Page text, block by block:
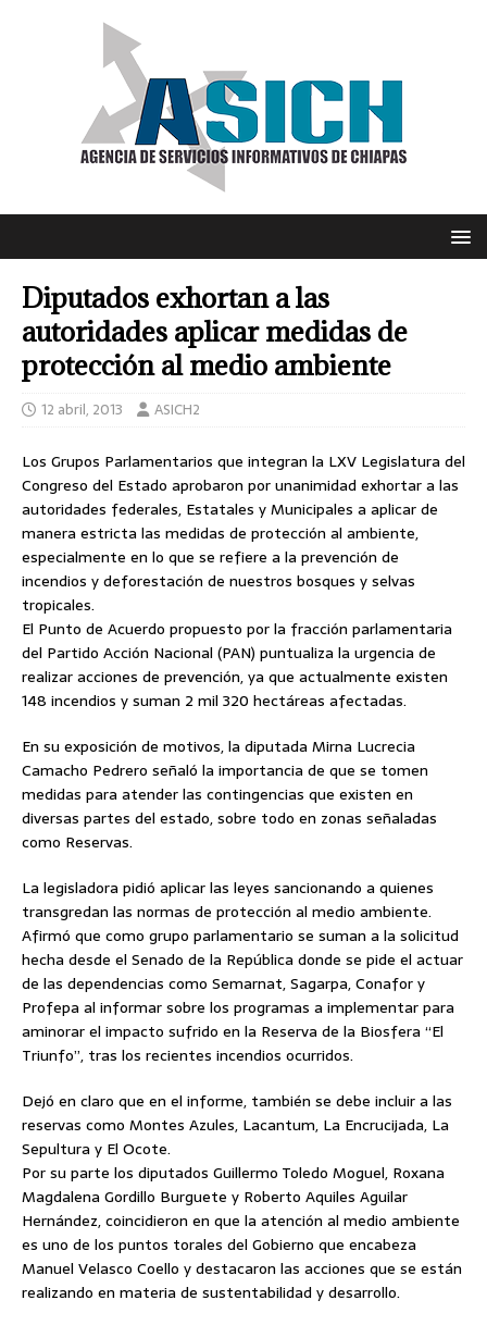
Diputados exhortan a las
autoridades aplicar medidas de
protección al medio ambiente
12 abril, 2013 ASICH2
Los Grupos Parlamentarios que integran la LXV Legislatura del
Congreso del Estado aprobaron por unanimidad exhortar a las
autoridades federales, Estatales y Municipales a aplicar de
manera estricta las medidas de protección al ambiente,
especialmente en lo que se refiere a la prevención de
incendios y deforestación de nuestros bosques y selvas
tropicales.
El Punto de Acuerdo propuesto por la fracción parlamentaria
del Partido Acción Nacional (PAN) puntualiza la urgencia de
realizar acciones de prevención, ya que actualmente existen
148 incendios y suman 2 mil 320 hectáreas afectadas.
En su exposición de motivos, la diputada Mirna Lucrecia
Camacho Pedrero señaló la importancia de que se tomen
medidas para atender las contingencias que existen en
diversas partes del estado, sobre todo en zonas señaladas
como Reservas.
La legisladora pidió aplicar las leyes sancionando a quienes
transgredan las normas de protección al medio ambiente.
Afirmó que como grupo parlamentario se suman a la solicitud
hecha desde el Senado de la República donde se pide el actuar
de las dependencias como Semarnat, Sagarpa, Conafor y
Profepa al informar sobre los programas a implementar para
aminorar el impacto sufrido en la Reserva de la Biosfera “El
Triunfo”, tras los recientes incendios ocurridos.
Dejó en claro que en el informe, también se debe incluir a las
reservas como Montes Azules, Lacantum, La Encrucijada, La
Sepultura y El Ocote.
Por su parte los diputados Guillermo Toledo Moguel, Roxana
Magdalena Gordillo Burguete y Roberto Aquiles Aguilar
Hernández, coincidieron en que la atención al medio ambiente
es uno de los puntos torales del Gobierno que encabeza
Manuel Velasco Coello y destacaron las acciones que se están
realizando en materia de sustentabilidad y desarrollo.